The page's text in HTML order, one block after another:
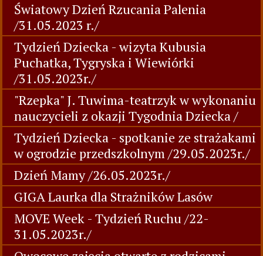
Światowy Dzień Rzucania Palenia
/31.05.2023 r./
Tydzień Dziecka - wizyta Kubusia
Puchatka, Tygryska i Wiewiórki
/31.05.2023r./
"Rzepka" J. Tuwima-teatrzyk w wykonaniu
nauczycieli z okazji Tygodnia Dziecka /
Tydzień Dziecka - spotkanie ze strażakami
w ogrodzie przedszkolnym /29.05.2023r./
Dzień Mamy /26.05.2023r./
GIGA Laurka dla Strażników Lasów
MOVE Week - Tydzień Ruchu /22-
31.05.2023r./